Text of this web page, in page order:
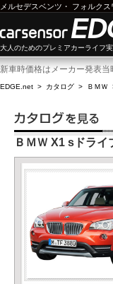
メルセデスベンツ ・ フォルクス
大人のためのプレミアカーライフ
新車時価格はメーカー発表当
EDGE.net > カタログ > ＢＭＷ
ＢＭＷ X1 sドライ